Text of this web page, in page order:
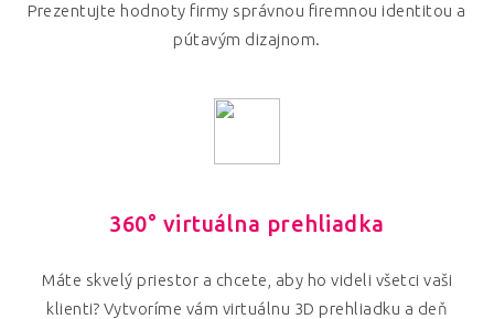
Prezentujte hodnoty firmy správnou firemnou identitou a
pútavým dizajnom.
360° virtuálna prehliadka
Máte skvelý priestor a chcete, aby ho videli všetci vaši
klienti? Vytvoríme vám virtuálnu 3D prehliadku a deň